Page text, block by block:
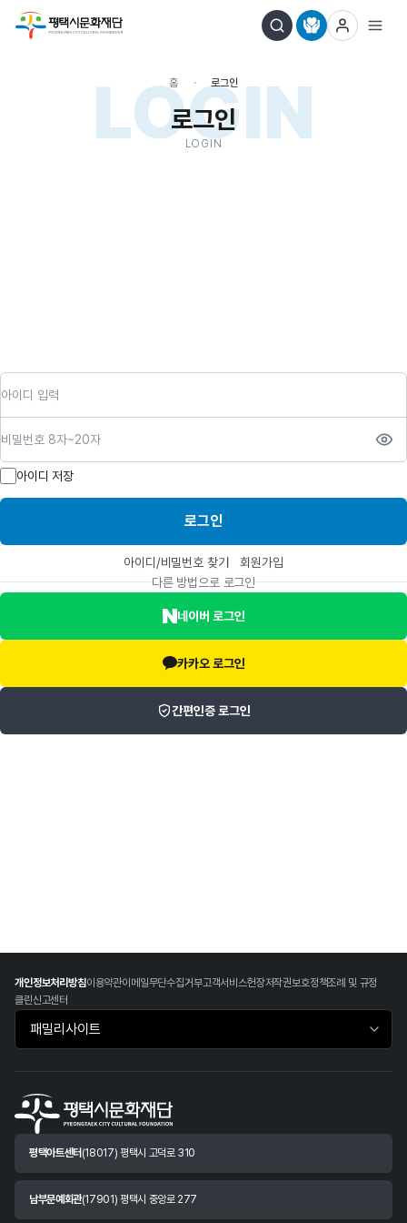
LOGIN
홈 로그인
로그인
LOGIN
아이디 저장
로그인
아이디/비밀번호 찾기
회원가입
다른 방법으로 로그인
네이버 로그인
카카오 로그인
간편인증 로그인
개인정보처리방침이용약관이메일무단수집거부고객서비스헌장저작권보호정책조례 및 규정
클린신고센터
패밀리사이트 바로가기
평택아트센터 (18017) 평택시 고덕로 310
남부문예회관(17901) 평택시 중앙로 277